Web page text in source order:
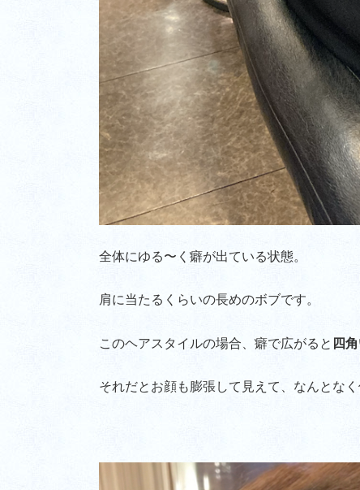
全体にゆる〜く癖が出ている状態。
肩に当たるくらいの長めのボブです。
このヘアスタイルの場合、癖で広がると 四
それだとお顔も膨張して見えて、なんとな